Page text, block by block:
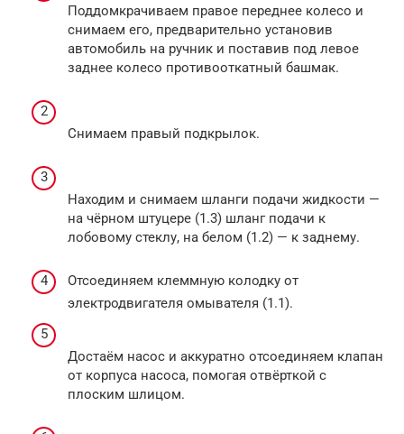
Поддомкрачиваем правое переднее колесо и
снимаем его, предварительно установив
автомобиль на ручник и поставив под левое
заднее колесо противооткатный башмак.
Снимаем правый подкрылок.
Находим и снимаем шланги подачи жидкости —
на чёрном штуцере (1.3) шланг подачи к
лобовому стеклу, на белом (1.2) — к заднему.
Отсоединяем клеммную колодку от
электродвигателя омывателя (1.1).
Достаём насос и аккуратно отсоединяем клапан
от корпуса насоса, помогая отвёрткой с
плоским шлицом.